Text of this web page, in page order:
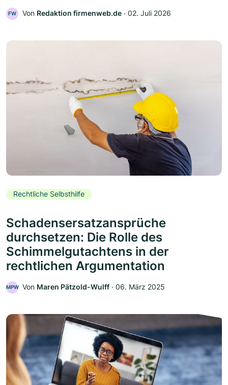
FW Von Redaktion firmenweb.de ‧ 02. Juli 2026
Rechtliche Selbsthilfe
Schadensersatzansprüche
durchsetzen: Die Rolle des
Schimmelgutachtens in der
rechtlichen Argumentation
MPW Von Maren Pätzold-Wulff ‧ 06. März 2025